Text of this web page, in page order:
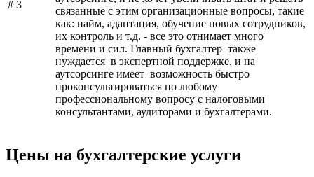
# 3
связанные с этим организационные вопросы, такие
как: найм, адаптация, обучение новых сотрудников,
их контроль и т.д. - все это отнимает много
времени и сил. Главный бухгалтер также
нуждается в экспертной поддержке, и на
аутсорсинге имеет возможность быстро
проконсультироваться по любому
профессиональному вопросу с налоговыми
консультантами, аудиторами и бухгалтерами.
Цены на бухгалтерские услуги